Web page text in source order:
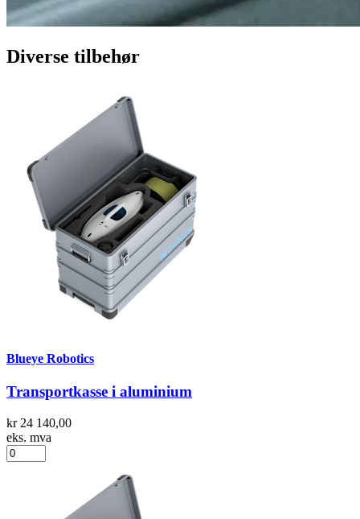
Diverse tilbehør
Blueye Robotics
Transportkasse i aluminium
kr 24 140,00
eks. mva